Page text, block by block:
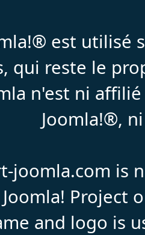
est
qui reste le
n'est ni
Joomla!®,
joomla.com is
Joomla! Project
and logo is